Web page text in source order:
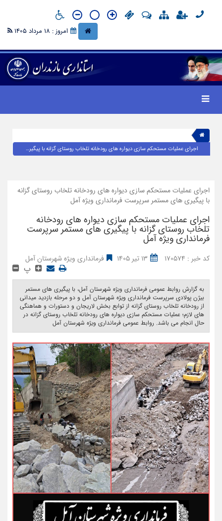
امروز : 18 مرداد 1405
اجرای عملیات مستحکم سازی دیواره های رودخانه تلخاب روستای گزانه با پیگیری های مستمر سرپرست فرمانداری ویژه آمل
اجرای عملیات مستحکم سازی دیواره های رودخانه تلخاب روستای گزانه
با پیگیری های مستمر سرپرست فرمانداری ویژه آمل
اجرای عملیات مستحکم سازی دیواره های رودخانه
تلخاب روستای گزانه با پیگیری های مستمر سرپرست
فرمانداری ویژه آمل
کد خبر : 170574 13 تیر 1405 فرمانداری ویژه شهرستان آمل
پ
به گزارش روابط عمومی فرمانداری ویژه شهرستان آمل، با پیگیری های مستمر
بیژن پولادی سرپرست فرمانداری ویژه شهرستان آمل و دو مرحله بازدید میدانی
از رودخانه تلخاب روستای گزانه از توابع بخش لاریجان و دستورات و هماهنگی
های لازم؛ عملیات مستحکم سازی دیواره های رودخانه تلخاب روستای گزانه در
حال انجام می باشد. روابط عمومی فرمانداری ویژه شهرستان آمل ‎